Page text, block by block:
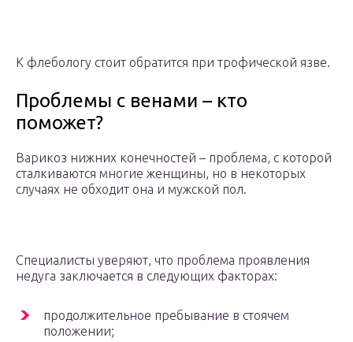
К флебологу стоит обратится при трофической язве.
Проблемы с венами – кто
поможет?
Варикоз нижних конечностей – проблема, с которой
сталкиваются многие женщины, но в некоторых
случаях не обходит она и мужской пол.
Специалисты уверяют, что проблема проявления
недуга заключается в следующих факторах:
продолжительное пребывание в стоячем
положении;